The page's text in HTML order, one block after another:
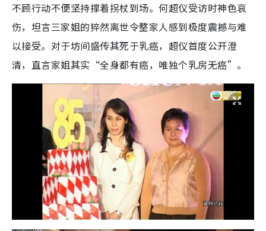
不顾行动不便坚持撑着拐杖到场。何超仪受访时神色哀
伤，坦言三家姐的猝然离世令整家人感到极度震撼与难
以接受。对于坊间盛传其死于乳癌，超仪首度公开澄
清，直言家姐其实“全身都有癌，唯独个乳房无癌”。